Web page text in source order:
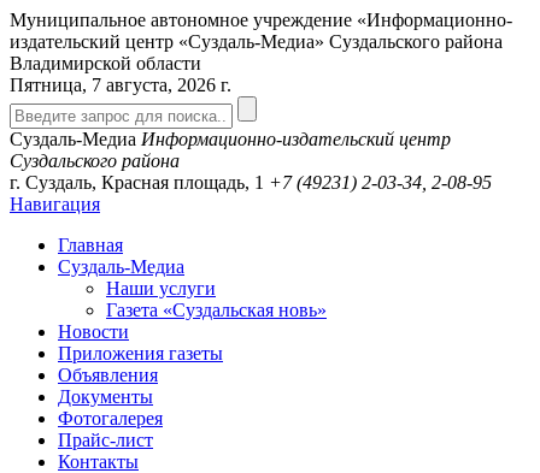
Муниципальное автономное учреждение «Информационно-
издательский центр «Суздаль-Медиа» Суздальского района
Владимирской области
Пятница, 7 августа, 2026 г.
Суздаль-Медиа Информационно-издательский центр
Суздальского района
г. Суздаль, Красная площадь, 1 +7 (49231) 2-03-34, 2-08-95
Навигация
Главная
Суздаль-Медиа
Наши услуги
Газета «Суздальская новь»
Новости
Приложения газеты
Объявления
Документы
Фотогалерея
Прайс-лист
Контакты